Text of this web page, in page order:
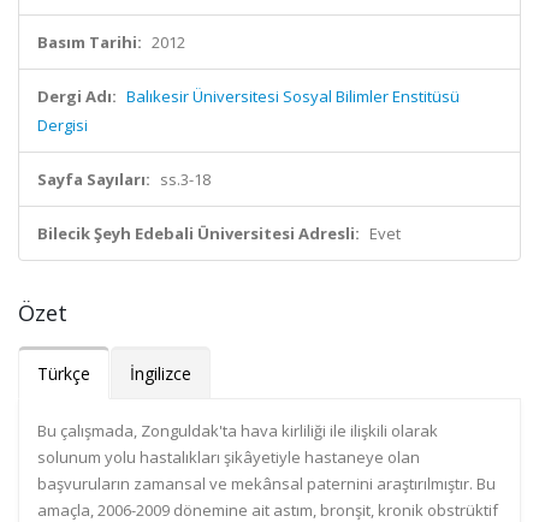
Basım Tarihi: 2012
Dergi Adı: Balıkesir Üniversitesi Sosyal Bilimler Enstitüsü
Dergisi
Sayfa Sayıları: ss.3-18
Bilecik Şeyh Edebali Üniversitesi Adresli: Evet
Özet
Türkçe İngilizce
Bu çalışmada, Zonguldak'ta hava kirliliği ile ilişkili olarak
solunum yolu hastalıkları şikâyetiyle hastaneye olan
başvuruların zamansal ve mekânsal paternini araştırılmıştır. Bu
amaçla, 2006-2009 dönemine ait astım, bronşit, kronik obstrüktif